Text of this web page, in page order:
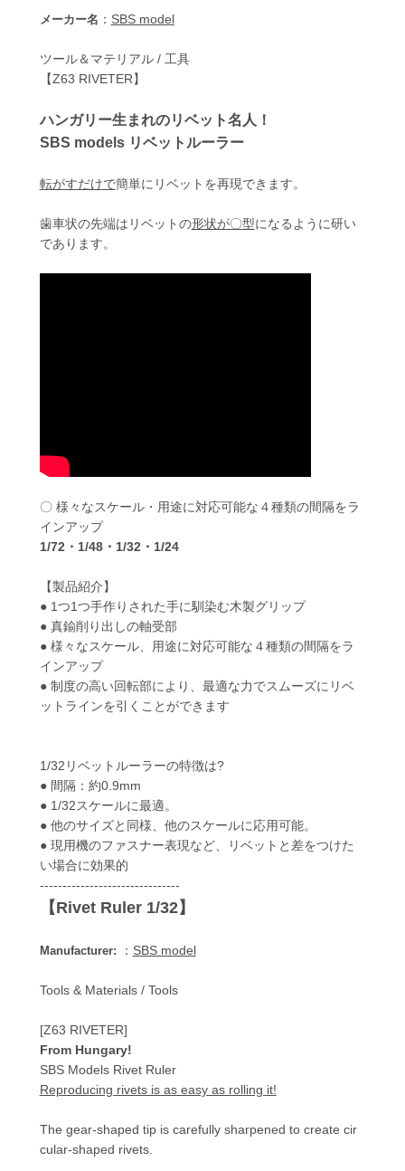
メーカー名 ： SBS model
ツール＆マテリアル / 工具
【Z63 RIVETER】
ハンガリー生まれのリベット名人！
SBS models リベットルーラー
転がすだけで簡単にリベットを再現できます。
歯車状の先端はリベットの形状が〇型になるように研い
であります。
〇 様々なスケール・用途に対応可能な４種類の間隔をラ
インアップ
1/72 ・ 1/48・ 1/32 ・ 1/24
【製品紹介】
● 1つ1つ手作りされた手に馴染む木製グリップ
● 真鍮削り出しの軸受部
● 様々なスケール、用途に対応可能な４種類の間隔をラ
インアップ
● 制度の高い回転部により、最適な力でスムーズにリベ
ットラインを引くことができます
1/32リベットルーラーの特徴は?
● 間隔：約0.9mm
● 1/32スケールに最適。
● 他のサイズと同様、他のスケールに応用可能。
● 現用機のファスナー表現など、リベットと差をつけた
い場合に効果的
-------------------------------
【Rivet Ruler 1/32】
Manufacturer: ： SBS model
Tools & Materials / Tools
[Z63 RIVETER]
From Hungary!
SBS Models Rivet Ruler
Reproducing rivets is as easy as rolling it!
The gear-shaped tip is carefully sharpened to create cir
cular-shaped rivets.